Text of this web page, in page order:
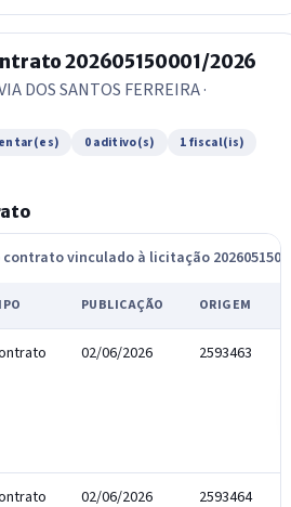
202605150001/2026
DOS SANTOS FERREIRA ·
0 aditivo(s)
1 fiscal(is)
vinculado à licitação
PUBLICAÇÃO ORIGEM
02/06/2026 2593463
02/06/2026 2593464